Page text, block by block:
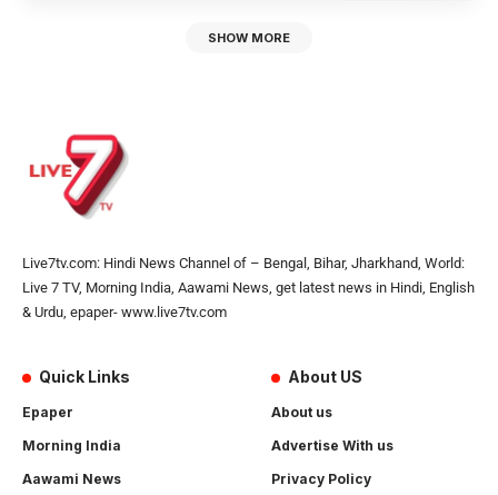
SHOW MORE
Live7tv.com: Hindi News Channel of – Bengal, Bihar, Jharkhand, World:
Live 7 TV, Morning India, Aawami News, get latest news in Hindi, English
& Urdu, epaper- www.live7tv.com
Quick Links
Epaper
Morning India
Aawami News
About US
About us
Advertise With us
Privacy Policy